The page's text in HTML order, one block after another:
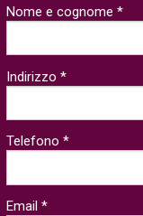
Nome e cognome *
Indirizzo *
Telefono *
Email *